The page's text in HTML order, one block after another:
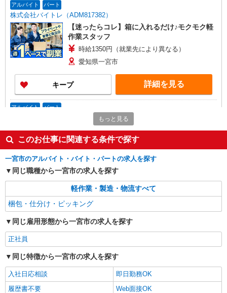
アルバイト パート
株式会社バイトレ（ADM817382）
【迷ったらコレ】箱に入れるだけ♪モクモク軽
作業スタッフ
時給1350円（就業先により異なる）
愛知県一宮市
キープ 詳細を見る
アルバイト パート
株式会社バイトレ（ADM820329）
【接客なし】静かな職場で集中◎検品・箱詰め
スタッフ
時給1800円（就業先により異なる）
愛知県一宮市
キープ 詳細を見る
株式会社バイトレ（ADM818932）
アマゾン倉庫内での仕分け業務
時給1350円
愛知県一宮市
キープ 詳細を見る
もっと見る
このお仕事に関連する条件で探す
一宮市のアルバイト・バイト・パートの求人を探す
同じ職種から一宮市の求人を探す
軽作業・製造・物流すべて
梱包・仕分け・ピッキング
同じ雇用形態から一宮市の求人を探す
正社員
同じ特徴から一宮市の求人を探す
入社日応相談
即日勤務OK
履歴書不要
Web面接OK